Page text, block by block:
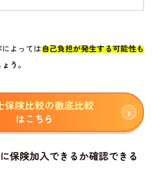
よっては自己負担が発生する可能性も
う 。
保険比較の徹底比較
はこちら
保険加入できるか確認できる